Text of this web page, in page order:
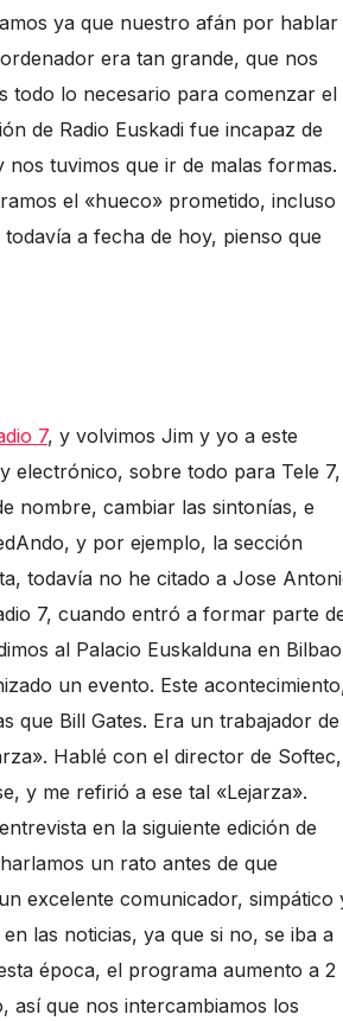
ya que nuestro afán por hablar
era tan grande, que nos
todo lo necesario para comenzar el
de Radio Euskadi fue incapaz de
tuvimos que ir de malas formas.
el «hueco» prometido, incluso
a fecha de hoy, pienso que
7, y volvimos Jim y yo a este
electrónico, sobre todo para Tele
nombre, cambiar las sintonías, e
y por ejemplo, la sección
todavía no he citado a Jose
7, cuando entró a formar parte
al Palacio Euskalduna en
un evento. Este
que Bill Gates. Era un trabajador de
Hablé con el director de Softec,
y me refirió a ese tal «Lejarza».
en la siguiente edición de
un rato antes de que
excelente comunicador, simpático
las noticias, ya que si no, se iba a
época, el programa aumento a 2
así que nos intercambiamos los